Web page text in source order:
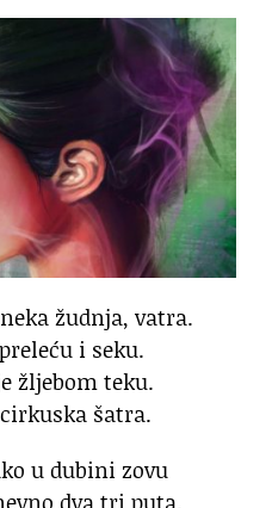
žudnja, vatra.
i seku.
žljebom teku.
šatra.
u dubini zovu
dva tri puta.